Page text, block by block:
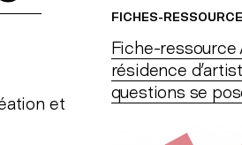
et
FICHES-RESSOURCE
Fiche-ressource
résidence
questions se